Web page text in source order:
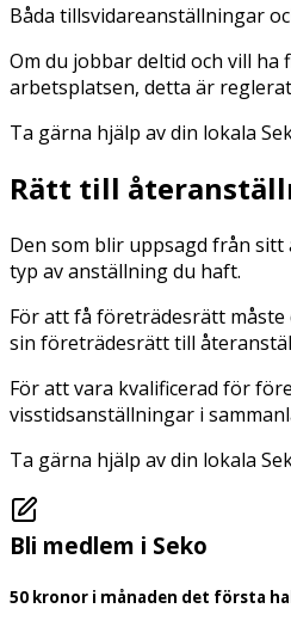
Båda tillsvidareanställningar
Om du jobbar deltid och vill
arbetsplatsen, detta är
Ta gärna hjälp av din lokala
Rätt till
Den som blir uppsagd från
typ av anställning du haft.
För att få företrädesrätt
sin företrädesrätt till
För att vara kvalificerad för
visstidsanställningar i
Ta gärna hjälp av din lokala
Bli medlem i Seko
50 kronor i månaden det första